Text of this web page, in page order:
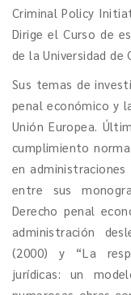
Criminal Policy
Dirige el Curso de
de la Universidad de
Sus temas de
penal económico y
Unión Europea.
cumplimiento
en
entre sus
Derecho penal
administración
(2000) y “La
jurídicas: un